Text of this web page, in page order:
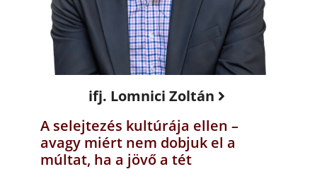
ifj. Lomnici Zoltán
A selejtezés kultúrája ellen –
avagy miért nem dobjuk el a
múltat, ha a jövő a tét